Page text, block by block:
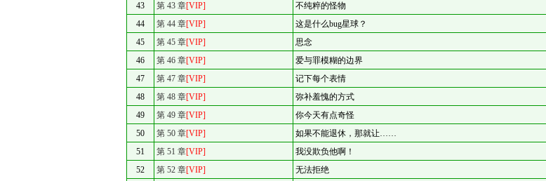
43
第 43 章[VIP] 不纯粹的怪物
44
第 44 章[VIP] 这是什么bug星球？
45
第 45 章[VIP] 思念
46
第 46 章[VIP] 爱与罪模糊的边界
47
第 47 章[VIP] 记下每个表情
48
第 48 章[VIP] 弥补羞愧的方式
49
第 49 章[VIP] 你今天有点奇怪
50
第 50 章[VIP] 如果不能退休，那就让……
51
第 51 章[VIP] 我没欺负他啊！
52
第 52 章[VIP] 无法拒绝